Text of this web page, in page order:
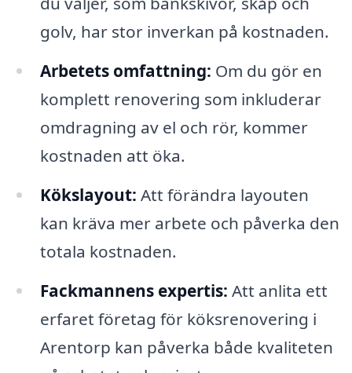
golv, har stor inverkan på kostnaden.
Arbetets omfattning: Om du gör en
komplett renovering som inkluderar
omdragning av el och rör, kommer
kostnaden att öka.
Kökslayout: Att förändra layouten
kan kräva mer arbete och påverka den
totala kostnaden.
Fackmannens expertis: Att anlita ett
erfaret företag för köksrenovering i
Arentorp kan påverka både kvaliteten